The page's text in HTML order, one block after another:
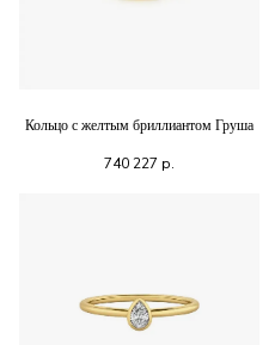
Кольцо с желтым бриллиантом Груша
740 227 р.